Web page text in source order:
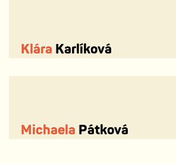
Klára Karlíková
Michaela Pátková